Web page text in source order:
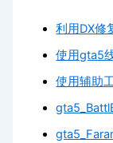
利用DX修
使用gta5
使用辅助